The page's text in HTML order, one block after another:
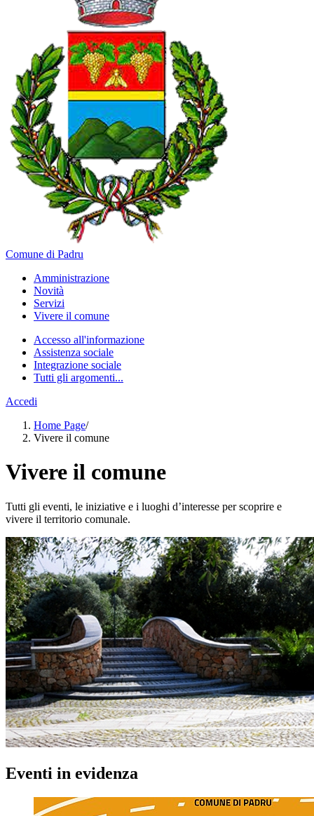
Comune di Padru
Amministrazione
Novità
Servizi
Vivere il comune
Accesso all'informazione
Assistenza sociale
Integrazione sociale
Tutti gli argomenti...
Accedi
Home Page/
Vivere il comune
Vivere il comune
Tutti gli eventi, le iniziative e i luoghi d’interesse per scoprire e
vivere il territorio comunale.
Eventi in evidenza